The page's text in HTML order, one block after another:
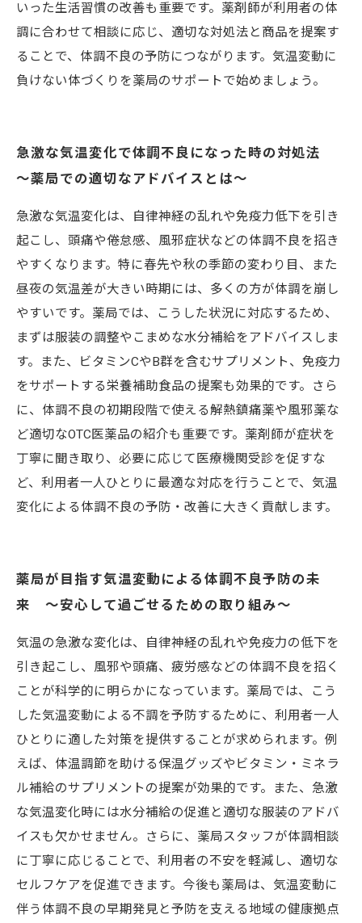
いった生活習慣の改善も重要です。薬剤師が利用者の体
調に合わせて相談に応じ、適切な対処法と商品を提案す
ることで、体調不良の予防につながります。気温変動に
負けない体づくりを薬局のサポートで始めましょう。
急激な気温変化で体調不良になった時の対処法
～薬局での適切なアドバイスとは～
急激な気温変化は、自律神経の乱れや免疫力低下を引き
起こし、頭痛や倦怠感、風邪症状などの体調不良を招き
やすくなります。特に春先や秋の季節の変わり目、また
昼夜の気温差が大きい時期には、多くの方が体調を崩し
やすいです。薬局では、こうした状況に対応するため、
まずは服装の調整やこまめな水分補給をアドバイスしま
す。また、ビタミンCやB群を含むサプリメント、免疫力
をサポートする栄養補助食品の提案も効果的です。さら
に、体調不良の初期段階で使える解熱鎮痛薬や風邪薬な
ど適切なOTC医薬品の紹介も重要です。薬剤師が症状を
丁寧に聞き取り、必要に応じて医療機関受診を促すな
ど、利用者一人ひとりに最適な対応を行うことで、気温
変化による体調不良の予防・改善に大きく貢献します。
薬局が目指す気温変動による体調不良予防の未
来 ～安心して過ごせるための取り組み～
気温の急激な変化は、自律神経の乱れや免疫力の低下を
引き起こし、風邪や頭痛、疲労感などの体調不良を招く
ことが科学的に明らかになっています。薬局では、こう
した気温変動による不調を予防するために、利用者一人
ひとりに適した対策を提供することが求められます。例
えば、体温調節を助ける保温グッズやビタミン・ミネラ
ル補給のサプリメントの提案が効果的です。また、急激
な気温変化時には水分補給の促進と適切な服装のアドバ
イスも欠かせません。さらに、薬局スタッフが体調相談
に丁寧に応じることで、利用者の不安を軽減し、適切な
セルフケアを促進できます。今後も薬局は、気温変動に
伴う体調不良の早期発見と予防を支える地域の健康拠点